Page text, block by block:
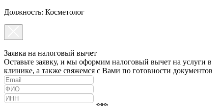
Должность: Косметолог
Заявка на налоговый вычет
Оставьте заявку, и мы оформим налоговый вычет на услуги в
клинике, а также свяжемся с Вами по готовности документов